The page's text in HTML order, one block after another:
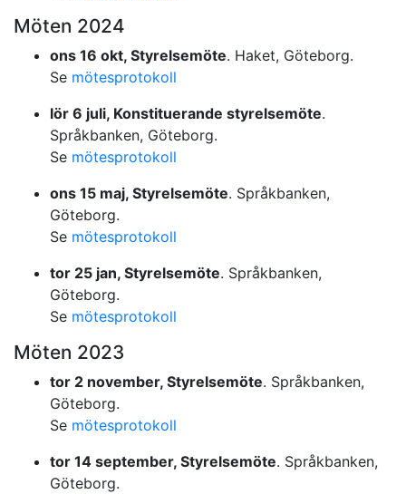
Möten 2024
ons 16 okt, Styrelsemöte. Haket, Göteborg.
Se mötesprotokoll
lör 6 juli, Konstituerande styrelsemöte.
Språkbanken, Göteborg.
Se mötesprotokoll
ons 15 maj, Styrelsemöte. Språkbanken,
Göteborg.
Se mötesprotokoll
tor 25 jan, Styrelsemöte. Språkbanken,
Göteborg.
Se mötesprotokoll
Möten 2023
tor 2 november, Styrelsemöte. Språkbanken,
Göteborg.
Se mötesprotokoll
tor 14 september, Styrelsemöte. Språkbanken,
Göteborg.